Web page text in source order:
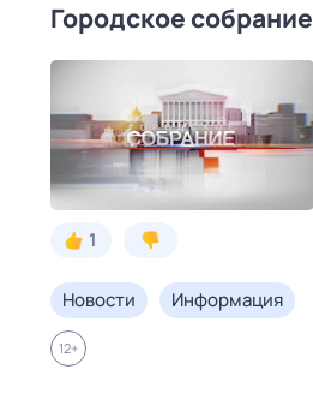
Городское собрание
1
Новости Информация
12+